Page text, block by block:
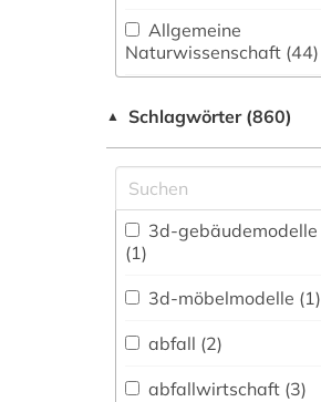
Allgemeine
Naturwissenschaft (44)
fachübergreifende
Allgemeine und
vergleichende Sprach-
und
Literaturwissenschaft.
Außereuropäische
Literaturen (41)
Anglistik.
▲ Schlagwörter (860)
3d-gebäudemodelle
(1)
3d-möbelmodelle (1)
abfall (2)
abfallwirtschaft (3)